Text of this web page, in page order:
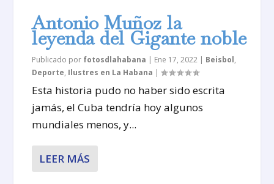
Antonio Muñoz la
leyenda del Gigante noble
Publicado por fotosdlahabana | Ene 17, 2022 | Beisbol,
Deporte, Ilustres en La Habana |
Esta historia pudo no haber sido escrita
jamás, el Cuba tendría hoy algunos
mundiales menos, y...
LEER MÁS